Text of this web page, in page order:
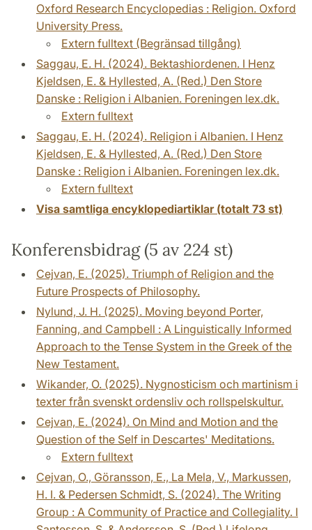
Oxford Research Encyclopedias : Religion. Oxford
University Press.
Extern fulltext (Begränsad tillgång)
Saggau, E. H. (2024). Bektashiordenen. I Henz
Kjeldsen, E. & Hyllested, A. (Red.) Den Store
Danske : Religion i Albanien. Foreningen lex.dk.
Extern fulltext
Saggau, E. H. (2024). Religion i Albanien. I Henz
Kjeldsen, E. & Hyllested, A. (Red.) Den Store
Danske : Religion i Albanien. Foreningen lex.dk.
Extern fulltext
Visa samtliga encyklopediartiklar (totalt 73 st)
Konferensbidrag (5 av 224 st)
Cejvan, E. (2025). Triumph of Religion and the
Future Prospects of Philosophy.
Nylund, J. H. (2025). Moving beyond Porter,
Fanning, and Campbell : A Linguistically Informed
Approach to the Tense System in the Greek of the
New Testament.
Wikander, O. (2025). Nygnosticism och martinism i
texter från svenskt ordensliv och rollspelskultur.
Cejvan, E. (2024). On Mind and Motion and the
Question of the Self in Descartes' Meditations.
Extern fulltext
Cejvan, O., Göransson, E., La Mela, V., Markussen,
H. I. & Pedersen Schmidt, S. (2024). The Writing
Group : A Community of Practice and Collegiality. I